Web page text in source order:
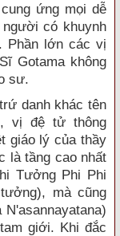
ứng mọi dễ
có khuynh
Phần lớn các vị
Gotama không
sư.
danh khác tên
vị đệ tử thông
giáo lý của thầy
là tầng cao nhất
Tưởng Phi Phi
mà cũng
giới. Khi đắc